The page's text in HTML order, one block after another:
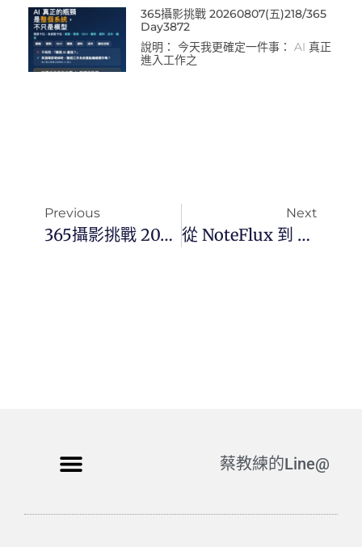
365攝影挑戰 20260807(五)218/365
Day3872
說明： 今天我更確定一件事： AI 真正
進入工作之
Previous
365攝影挑戰 20260116(五)016/365 Day3669
Next
從 NoteFlux 到 PrismFlow — 打造超越 NotebookLM 的簡報生成引擎
蔡教練的Line@